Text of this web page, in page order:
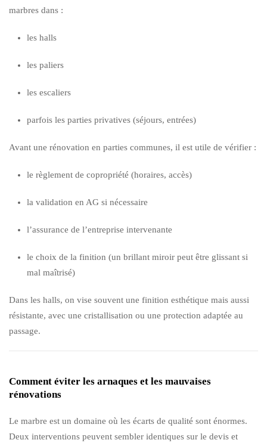
marbres dans :
les halls
les paliers
les escaliers
parfois les parties privatives (séjours, entrées)
Avant une rénovation en parties communes, il est utile de vérifier :
le règlement de copropriété (horaires, accès)
la validation en AG si nécessaire
l’assurance de l’entreprise intervenante
le choix de la finition (un brillant miroir peut être glissant si
mal maîtrisé)
Dans les halls, on vise souvent une finition esthétique mais aussi
résistante, avec une cristallisation ou une protection adaptée au
passage.
Comment éviter les arnaques et les mauvaises
rénovations
Le marbre est un domaine où les écarts de qualité sont énormes.
Deux interventions peuvent sembler identiques sur le devis et